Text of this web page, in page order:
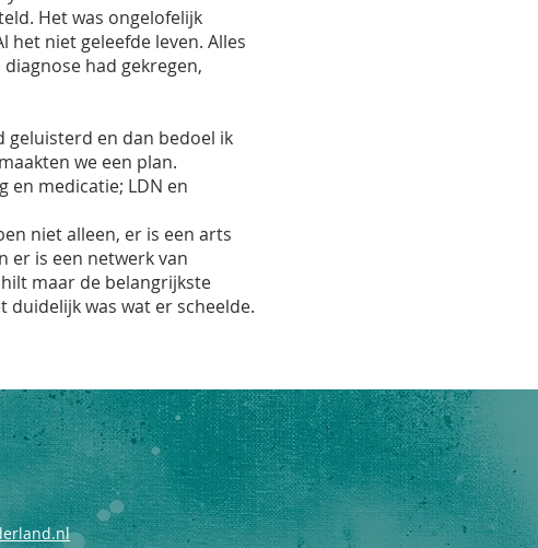
Het was ongelofelijk
het niet geleefde leven. Alles
had gekregen,
geluisterd en dan bedoel ik
we een plan.
en medicatie; LDN en
niet alleen, er is een arts
er is een netwerk van
maar de belangrijkste
was wat er scheelde.